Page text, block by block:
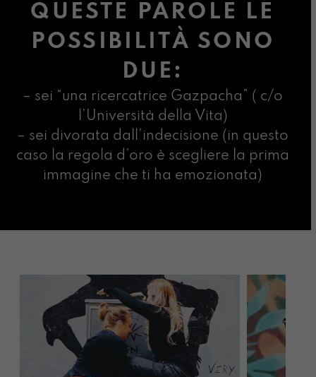
QUESTE PAROLE LE
POSSIBILITÀ SONO
DUE:
– sei “una ricercatrice Gazpacha” ( c/o
l’Università della Vita)
– sei divorata dall’indecisione (in questo
caso la regola d’oro è scegliere la prima
immagine che ti ha emozionata)